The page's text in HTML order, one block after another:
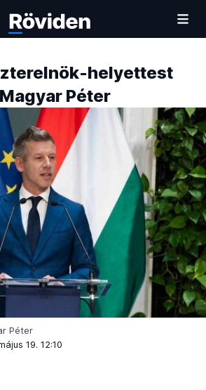
helyettest
Péter
Péter
19. 12:10